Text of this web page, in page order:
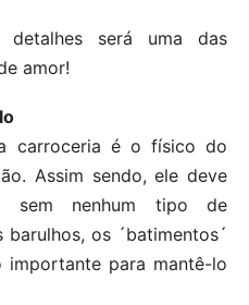
será uma das
amor!
carroceria é o físico do
Assim sendo, ele deve
sem nenhum tipo de
os ´batimentos´
importante para mantê-lo